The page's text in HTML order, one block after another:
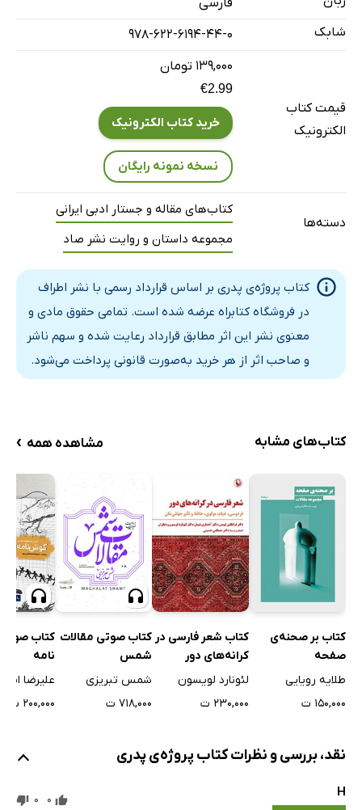
بچه‌ی آدم: مهدی حمیدی پارسا
پی افکندم از قصه کاخی بلند: حسام آبنوسی
آبستنیِ مردانه: حسام‌الدین ایپکچی
برجام: علی‌اکبر دهبان
ما با عماد دنیا را پیاده گز می‌کردیم: یحیی شامخی
فارسی
شابک
978-622-6194-44-0
قیمت کتاب
الکترونیک
۱۳۹,۰۰۰ تومان
€2.99
خرید کتاب الکترونیک
نسخه نمونه رایگان
دسته‌ها
کتاب‌های مقاله و جستار ادبی ایرانی
مجموعه داستان و روایت نشر صاد
کتاب پروژه‌ی پدری بر اساس قرارداد رسمی با نشر اطراف
در فروشگاه کتابراه عرضه شده است. تمامی حقوق مادی و
معنوی نشر این اثر مطابق قرارداد رعایت شده و سهم ناشر
و صاحب اثر از هر خرید به‌صورت قانونی پرداخت می‌شود.
کتاب‌های مشابه مشاهده همه ›
کتاب بر صحنه‌ی
صفحه
طلایه رویایی
۱۵۰,۰۰۰ ت
کتاب شعر فارسی در
کرانه‌های دور
لئونارد لویسون
۲۳۰,۰۰۰ ت
کتاب صوتی مقالات
شمس
شمس تبریزی
۷۱۸,۰۰۰ ت
کتاب
نامه
علیرضا
۲۰۰,۰۰۰ ت
نقد، بررسی و نظرات کتاب پروژه‌ی پدری
H
0
0